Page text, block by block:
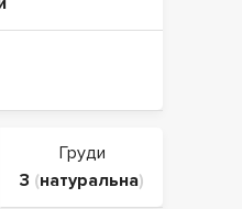
Груди
3 (натуральна)